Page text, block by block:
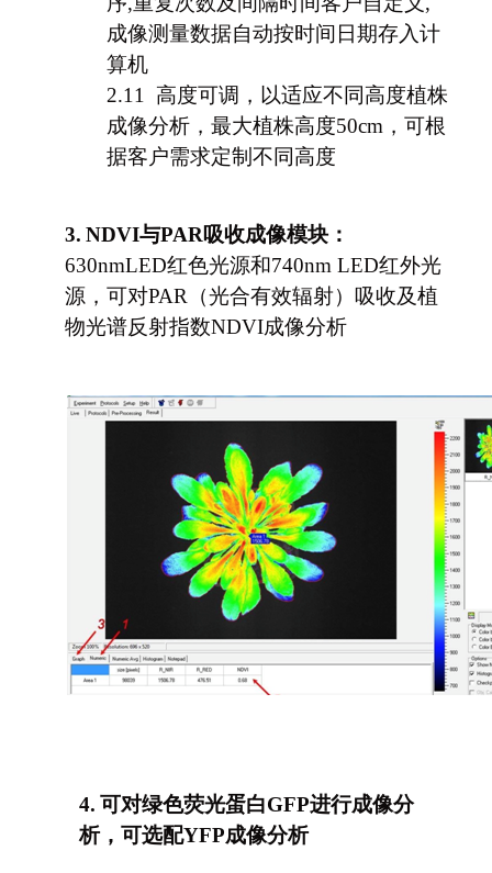
成像测量数据自动按时间日期存入计
算机
2.11
高度可调，以适应不同高度植株
成像分析，最大植株高度50cm，可根
据客户需求定制不同高度
3. NDVI与PAR吸收成像模块：
630nmLED红色光源和740nm LED红外光
源，可对PAR（光合有效辐射）吸收及植
物光谱反射指数NDVI成像分析
4. 可对绿色荧光蛋白GFP进行成像分
析，可选配YFP成像分析